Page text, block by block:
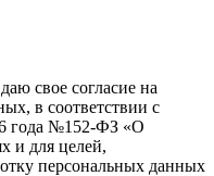
свое согласие на
в соответствии с
года №152-ФЗ «О
и для целей,
персональных данных